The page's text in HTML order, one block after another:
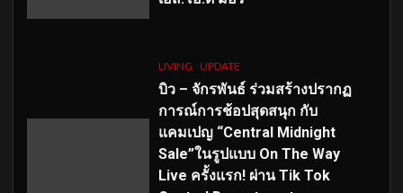
LIVING UPDATE
บิว – จักรพันธ์ ร่วมสร้างปรากฏ
การณ์การช้อปสุดสนุก กับ
แคมเปญ “Central Midnight
Sale”ในรูปแบบ On The Way
Live ครั้งแรก! ผ่าน Tik Tok